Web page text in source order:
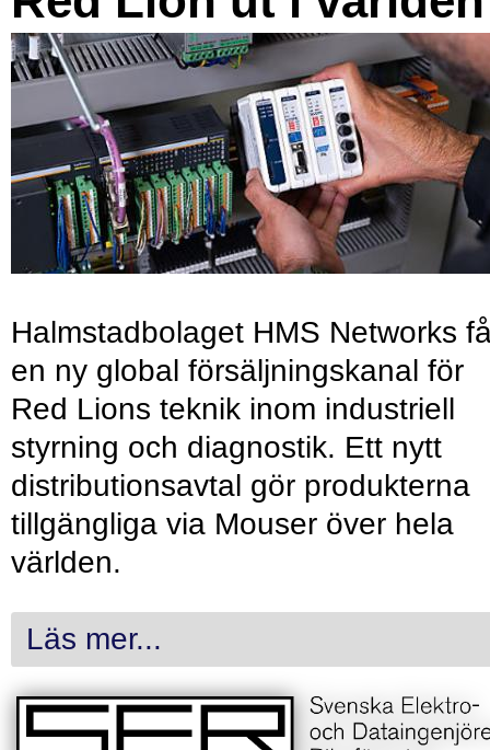
Halmstadbolaget HMS Networks
en ny global försäljningskanal för
Red Lions teknik inom industriell
styrning och diagnostik. Ett nytt
distributionsavtal gör produkterna
tillgängliga via Mouser över hela
världen.
Läs mer...